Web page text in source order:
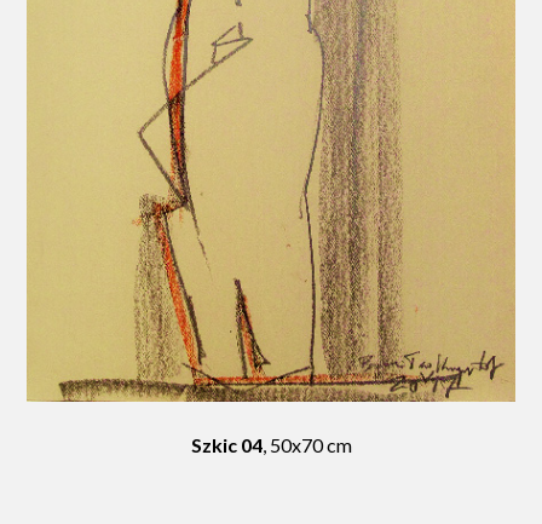
Szkic 04, 50x70 cm